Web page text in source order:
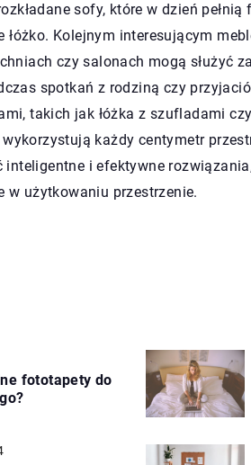
sofy, które w dzień
Kolejnym interesującym
czy salonach mogą służyć
spotkań z rodziną czy
takich jak łóżka z szufladami
każdy centymetr
i efektywne
w użytkowaniu przestrzenie.
fototapety do